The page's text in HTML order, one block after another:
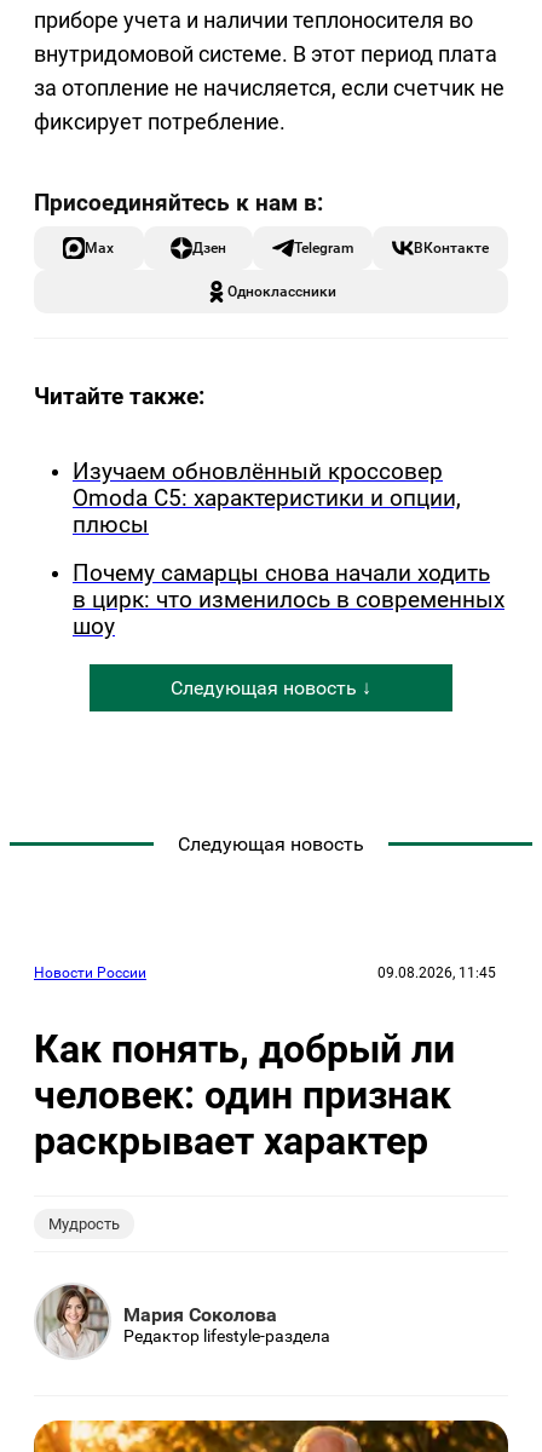
приборе учета и наличии теплоносителя во
внутридомовой системе. В этот период плата
за отопление не начисляется, если счетчик не
фиксирует потребление.
Max Дзен Telegram ВКонтакте
Одноклассники
Читайте также:
Изучаем обновлённый кроссовер
Omoda C5: характеристики и опции,
плюсы
Почему самарцы снова начали ходить
в цирк: что изменилось в современных
шоу
Следующая новость ↓
Следующая новость
Новости России 09.08.2026, 11:45
Как понять, добрый ли
человек: один признак
раскрывает характер
Мудрость
Мария Соколова
Редактор lifestyle-раздела